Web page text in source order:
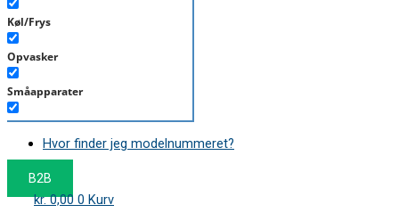
Køl/Frys
Opvasker
Småapparater
Støvsuger
Tørretumbler
Tilbehør/Plejemidler
Hvor finder jeg modelnummeret?
B2B
kr.0,00 0 Kurv